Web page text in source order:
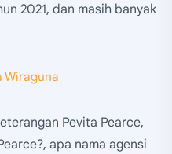
2021, dan masih banyak
Wiraguna
Pevita Pearce,
apa nama agensi